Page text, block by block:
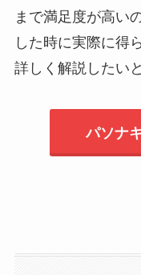
まで満足度が高い
した時に実際に得
詳しく解説したい
パソナ